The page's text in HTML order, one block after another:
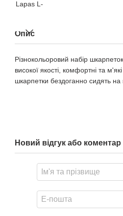
Опис
Різнокольоровий набір
високої якості, комфортні та
шкарпетки бездоганно сидять на
Новий відгук або коментар